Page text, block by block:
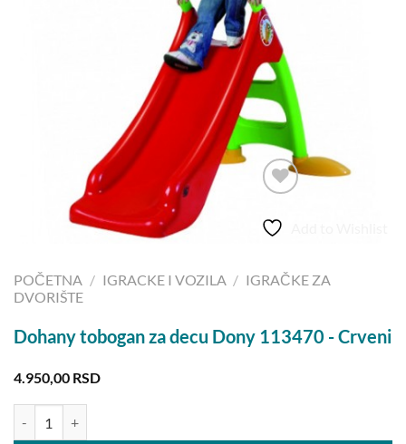
POČETNA / IGRACKE I VOZILA / IGRAČKE ZA
DVORIŠTE
Dohany tobogan za decu Dony 113470 - Crveni
4.950,00 RSD